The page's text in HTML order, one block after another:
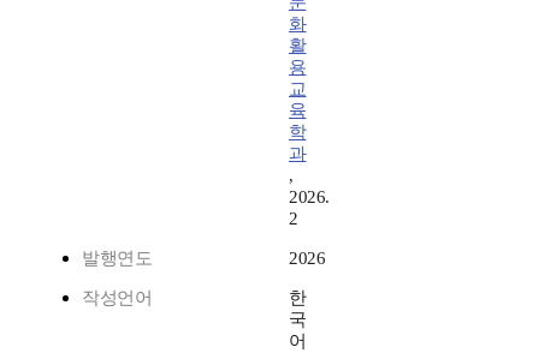
화
활
용
교
육
학
과
,
2026.
2
발행연도 2026
작성언어
한
국
어